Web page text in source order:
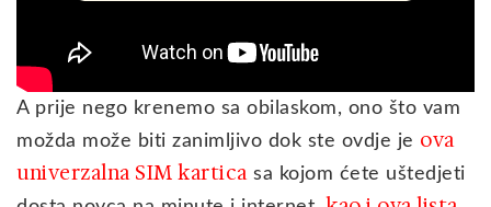
A prije nego krenemo sa obilaskom, ono što vam
možda može biti zanimljivo dok ste ovdje je ova
univerzalna SIM kartica sa kojom ćete uštedjeti